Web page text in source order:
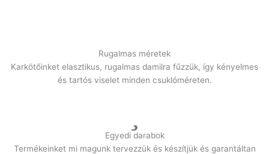
Rugalmas méretek
Karkötőinket elasztikus, rugalmas damilra fűzzük, így kényelmes
és tartós viselet minden csuklóméreten.
Egyedi darabok
Termékeinket mi magunk tervezzük és készítjük és garantáltan